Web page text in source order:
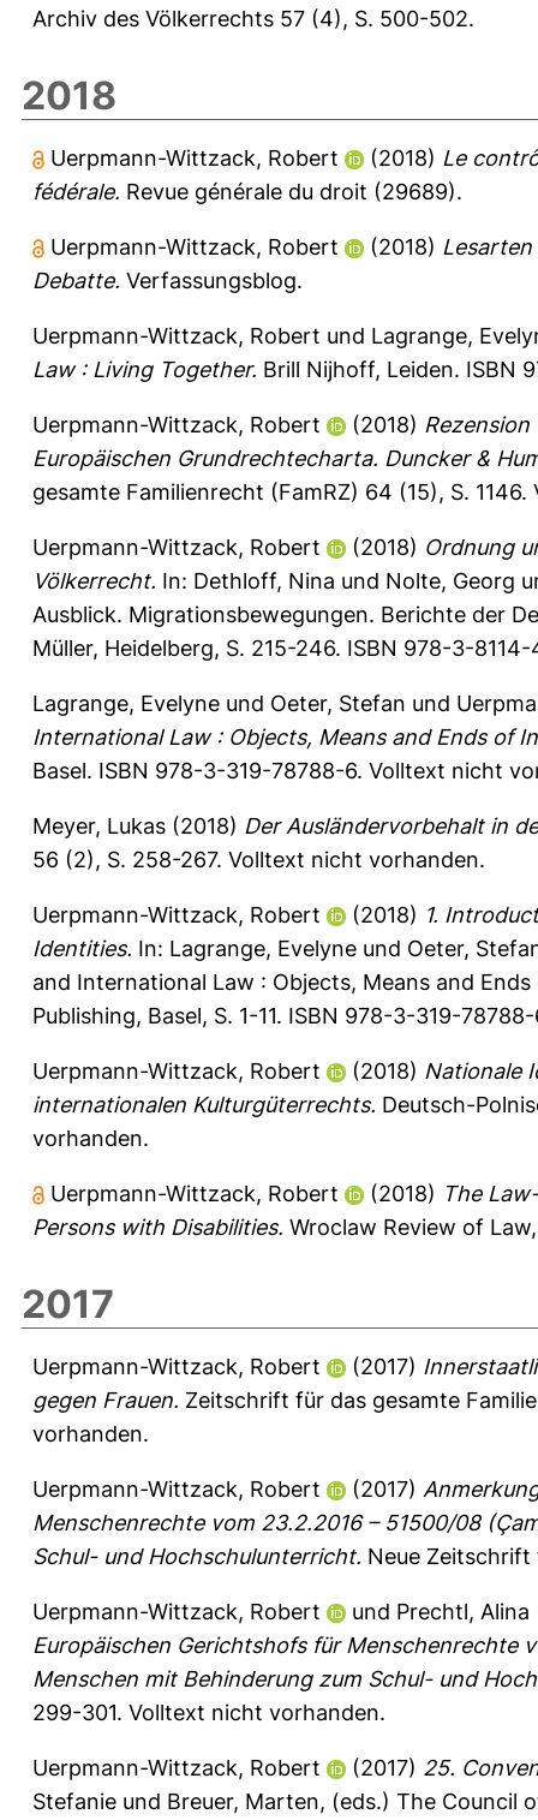
Archiv des Völkerrechts 57 (4), S. 500-502.
2018
Uerpmann-Wittzack, Robert (2018) Le
fédérale. Revue générale du droit (29689).
Uerpmann-Wittzack, Robert (2018)
Debatte. Verfassungsblog.
Uerpmann-Wittzack, Robert und Lagrange,
Law : Living Together. Brill Nijhoff, Leiden. ISBN
Uerpmann-Wittzack, Robert (2018)
Europäischen Grundrechtecharta. Duncker &
gesamte Familienrecht (FamRZ) 64 (15), S. 1146.
Uerpmann-Wittzack, Robert (2018) Ordnung
Völkerrecht. In: Dethloff, Nina und Nolte, Georg
Ausblick. Migrationsbewegungen. Berichte der
Müller, Heidelberg, S. 215-246. ISBN 978-3-
Lagrange, Evelyne und Oeter, Stefan und
International Law : Objects, Means and Ends of
Basel. ISBN 978-3-319-78788-6. Volltext nicht
Meyer, Lukas (2018) Der Ausländervorbehalt in
56 (2), S. 258-267. Volltext nicht vorhanden.
Uerpmann-Wittzack, Robert (2018) 1.
Identities. In: Lagrange, Evelyne und Oeter,
and International Law : Objects, Means and
Publishing, Basel, S. 1-11. ISBN 978-3-319-
Uerpmann-Wittzack, Robert (2018) Nationale
internationalen Kulturgüterrechts. Deutsch-
vorhanden.
Uerpmann-Wittzack, Robert (2018) The
Persons with Disabilities. Wroclaw Review of
2017
Uerpmann-Wittzack, Robert (2017)
gegen Frauen. Zeitschrift für das gesamte
vorhanden.
Uerpmann-Wittzack, Robert (2017)
Menschenrechte vom 23.2.2016 – 51500/08
Schul- und Hochschulunterricht. Neue
Uerpmann-Wittzack, Robert und Prechtl, Alina
Europäischen Gerichtshofs für Menschenrechte
Menschen mit Behinderung zum Schul- und
299-301. Volltext nicht vorhanden.
Uerpmann-Wittzack, Robert (2017) 25.
Stefanie und Breuer, Marten, (eds.) The Council